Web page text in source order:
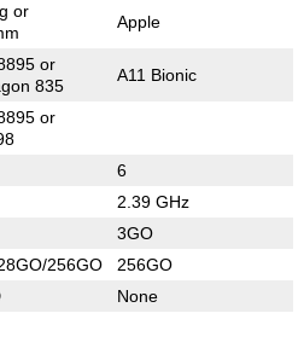
or
Apple
or
835
A11 Bionic
or
6
2.39 GHz
3GO
256GO 256GO
None